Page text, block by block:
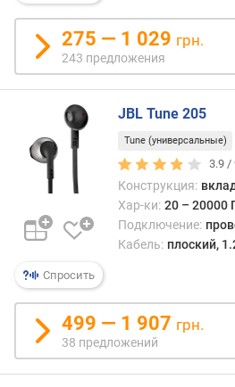
н
с
т
д
е
ш
е
в
х
к
д
о
р
о
275 — 1 029 грн.
243 предложения
Спросить
JBL Tune 205
Tune (универсальные)
3.9 /
Конструкция:
Хар-ки: 20 – 20000
Подключение:
Кабель: плоский,
499 — 1 907 грн.
38 предложений